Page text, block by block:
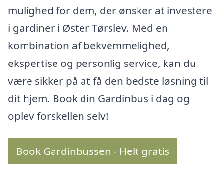
mulighed for dem, der ønsker at investere
i gardiner i Øster Tørslev. Med en
kombination af bekvemmelighed,
ekspertise og personlig service, kan du
være sikker på at få den bedste løsning til
dit hjem. Book din Gardinbus i dag og
oplev forskellen selv!
Book Gardinbussen - Helt gratis